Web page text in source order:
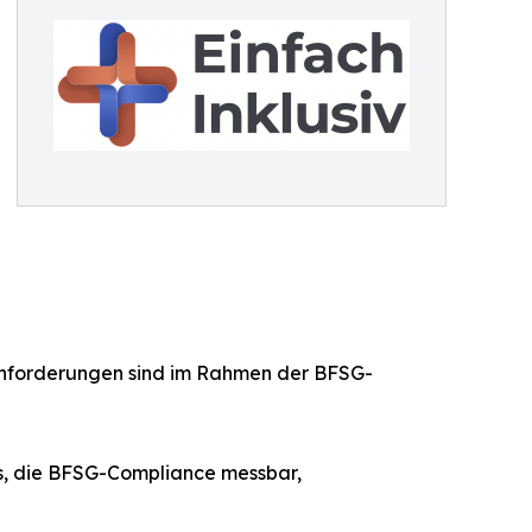
sind im Rahmen der BFSG-
BFSG-Compliance messbar,